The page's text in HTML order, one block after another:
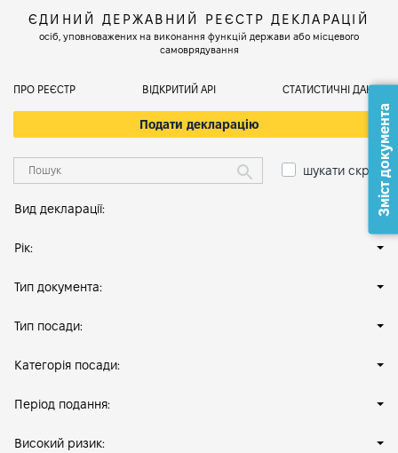
ЄДИНИЙ ДЕРЖАВНИЙ РЕЄСТР ДЕКЛАРАЦІЙ
осіб, уповноважених на виконання функцій держави або місцевого
самоврядування
ПРО РЕЄСТР ВІДКРИТИЙ АРІ СТАТИСТИЧНІ ДАНІ
Подати декларацію
шукати скрізь
Вид декларації:
Рік:
Тип документа:
Тип посади:
Категорія посади:
Період подання:
Високий ризик:
Зміст документа